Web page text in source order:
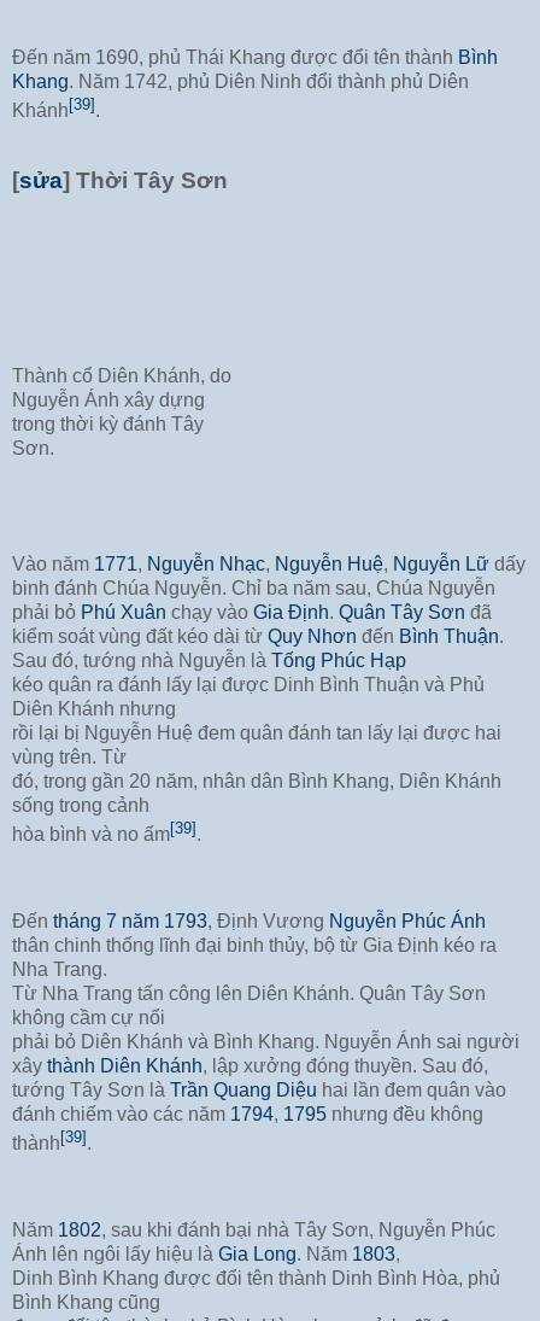
Đến năm 1690, phủ Thái Khang được đổi tên thành Bình
Khang. Năm 1742, phủ Diên Ninh đổi thành phủ Diên
Khánh [39] .
[sửa] Thời Tây Sơn
Thành cổ Diên Khánh, do
Nguyễn Ánh xây dựng
trong thời kỳ đánh Tây
Sơn.
Vào năm 1771, Nguyễn Nhạc, Nguyễn Huệ, Nguyễn Lữ dấy
binh đánh Chúa Nguyễn. Chỉ ba năm sau, Chúa Nguyễn
phải bỏ Phú Xuân chạy vào Gia Định. Quân Tây Sơn đã
kiểm soát vùng đất kéo dài từ Quy Nhơn đến Bình Thuận.
Sau đó, tướng nhà Nguyễn là Tống Phúc Hạp
kéo quân ra đánh lấy lại được Dinh Bình Thuận và Phủ
Diên Khánh nhưng
rồi lại bị Nguyễn Huệ đem quân đánh tan lấy lại được hai
vùng trên. Từ
đó, trong gần 20 năm, nhân dân Bình Khang, Diên Khánh
sống trong cảnh
hòa bình và no ấm[39] .
Đến tháng 7 năm 1793, Định Vương Nguyễn Phúc Ánh
thân chinh thống lĩnh đại binh thủy, bộ từ Gia Định kéo ra
Nha Trang.
Từ Nha Trang tấn công lên Diên Khánh. Quân Tây Sơn
không cầm cự nổi
phải bỏ Diên Khánh và Bình Khang. Nguyễn Ánh sai người
xây thành Diên Khánh, lập xưởng đóng thuyền. Sau đó,
tướng Tây Sơn là Trần Quang Diệu hai lần đem quân vào
đánh chiếm vào các năm 1794, 1795 nhưng đều không
thành [39] .
Năm 1802, sau khi đánh bại nhà Tây Sơn, Nguyễn Phúc
Ánh lên ngôi lấy hiệu là Gia Long. Năm 1803,
Dinh Bình Khang được đổi tên thành Dinh Bình Hòa, phủ
Bình Khang cũng